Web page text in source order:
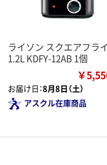
ライソン スクエアフラ
1.2L KDFY-12AB 1個
￥
お届け日：8月8日（土）
アスクル在庫商品